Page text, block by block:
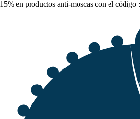
15% en productos anti-moscas con el código :